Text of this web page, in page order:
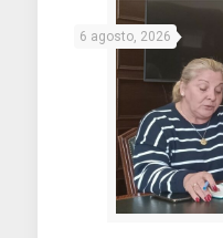
6 agosto, 2026